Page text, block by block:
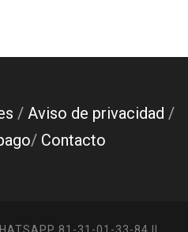
/ Aviso de privacidad /
/ Contacto